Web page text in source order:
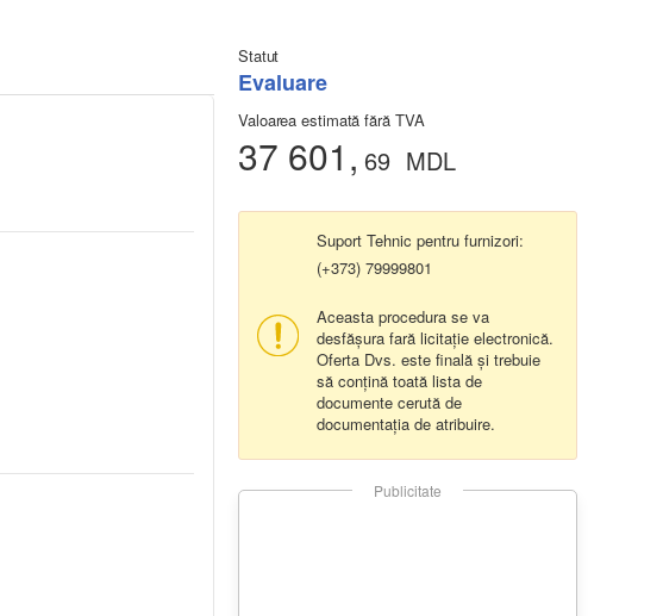
Statut
Evaluare
Valoarea estimată fără TVA
37 601, 69 MDL
Suport Tehnic pentru furnizori:
(+373) 79999801
Aceasta procedura se va
desfășura fară licitație electronică.
Oferta Dvs. este finală și trebuie
să conțină toată lista de
documente cerută de
documentația de atribuire.
Publicitate